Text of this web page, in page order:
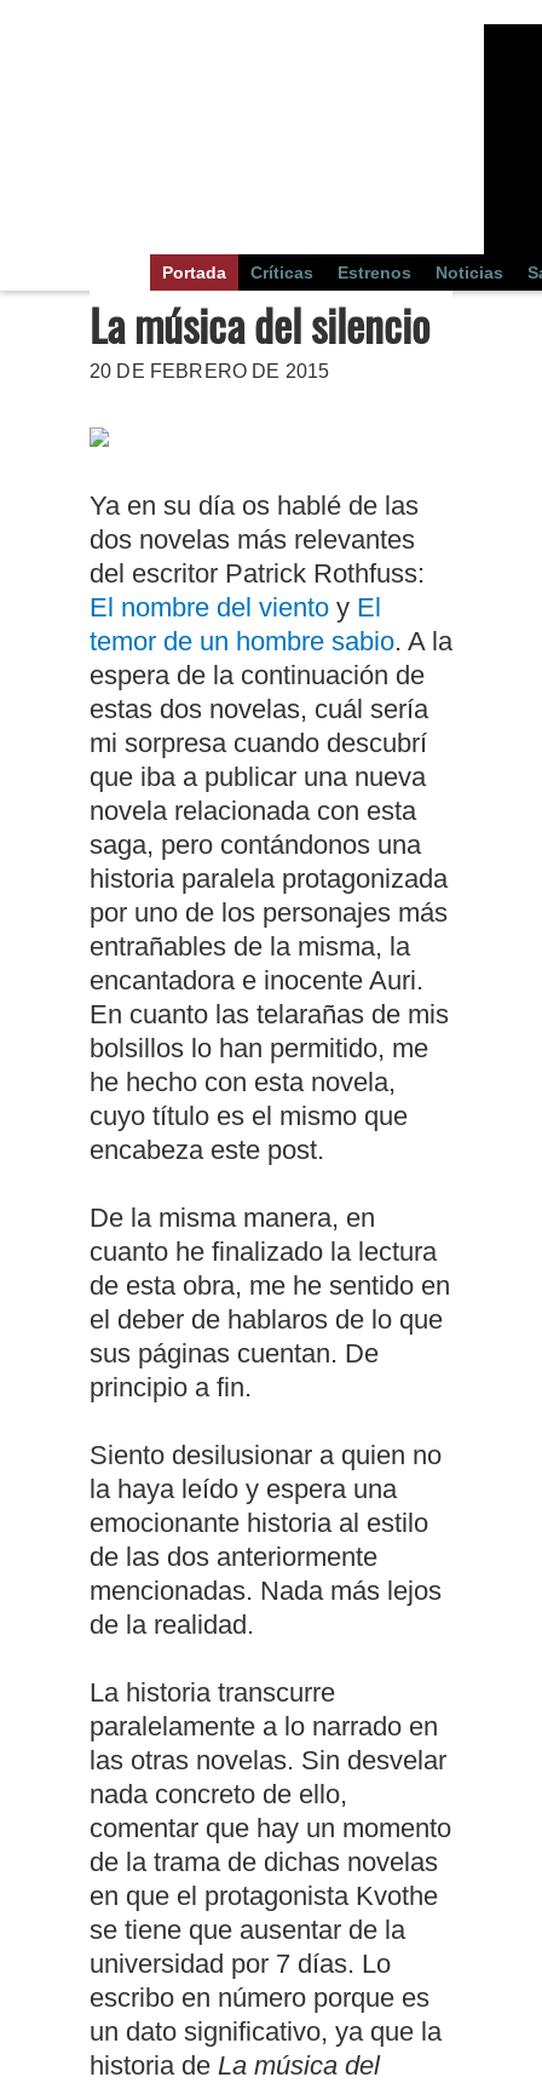
Portada Críticas Estrenos Noticias
La música del silencio
20 DE FEBRERO DE 2015
Ya en su día os hablé de las
dos novelas más relevantes
del escritor Patrick Rothfuss:
El nombre del viento y El
temor de un hombre sabio. A la
espera de la continuación de
estas dos novelas, cuál sería
mi sorpresa cuando descubrí
que iba a publicar una nueva
novela relacionada con esta
saga, pero contándonos una
historia paralela protagonizada
por uno de los personajes más
entrañables de la misma, la
encantadora e inocente Auri.
En cuanto las telarañas de mis
bolsillos lo han permitido, me
he hecho con esta novela,
cuyo título es el mismo que
encabeza este post.
De la misma manera, en
cuanto he finalizado la lectura
de esta obra, me he sentido en
el deber de hablaros de lo que
sus páginas cuentan. De
principio a fin.
Siento desilusionar a quien no
la haya leído y espera una
emocionante historia al estilo
de las dos anteriormente
mencionadas. Nada más lejos
de la realidad.
La historia transcurre
paralelamente a lo narrado en
las otras novelas. Sin desvelar
nada concreto de ello,
comentar que hay un momento
de la trama de dichas novelas
en que el protagonista Kvothe
se tiene que ausentar de la
universidad por 7 días. Lo
escribo en número porque es
un dato significativo, ya que la
historia de La música del